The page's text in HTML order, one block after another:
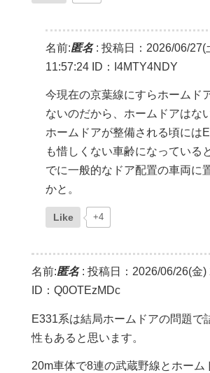
名前:匿名: 投稿日：2026/06/27(
11:57:24 ID：I4MTY4NDY
今現在の京葉線にすらホームド
ないのだから、ホームドアはな
ホームドアが整備される頃には
も惜しくない車齢になっている
でに一般的なドア配置の車両に
かと。
Like +4
名前:匿名: 投稿日：2026/06/26(金)
ID：Q0OTEzMDc
E331系は結局ホームドアの問題で
性もあると思います。
20m車体で8連の武蔵野線とホーム